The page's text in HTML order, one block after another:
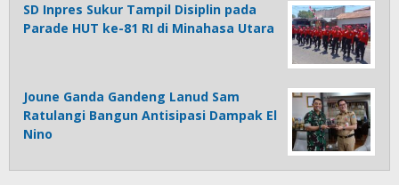
SD Inpres Sukur Tampil Disiplin pada
Parade HUT ke-81 RI di Minahasa Utara
Joune Ganda Gandeng Lanud Sam
Ratulangi Bangun Antisipasi Dampak El
Nino